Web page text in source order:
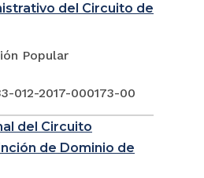
del Circuito de
Popular
012-2017-000173-00
del Circuito
de Dominio de